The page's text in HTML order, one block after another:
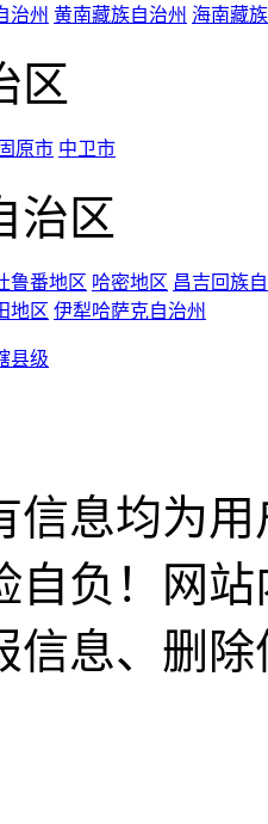
治州 黄南藏族自治州 海南藏
区
固原市 中卫市
治区
鲁番地区 哈密地区 昌吉回族
地区 伊犁哈萨克自治州
县级
信息均为
自负！网
信息、删